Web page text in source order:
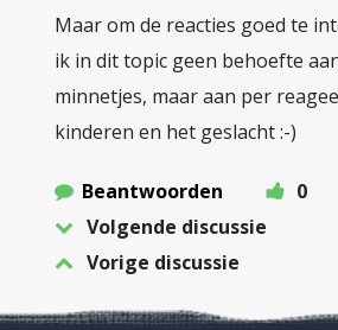
Maar om de reacties goed te
ik in dit topic geen behoefte
minnetjes, maar aan per
kinderen en het geslacht :-)
Beantwoorden
0
Volgende discussie
Vorige discussie